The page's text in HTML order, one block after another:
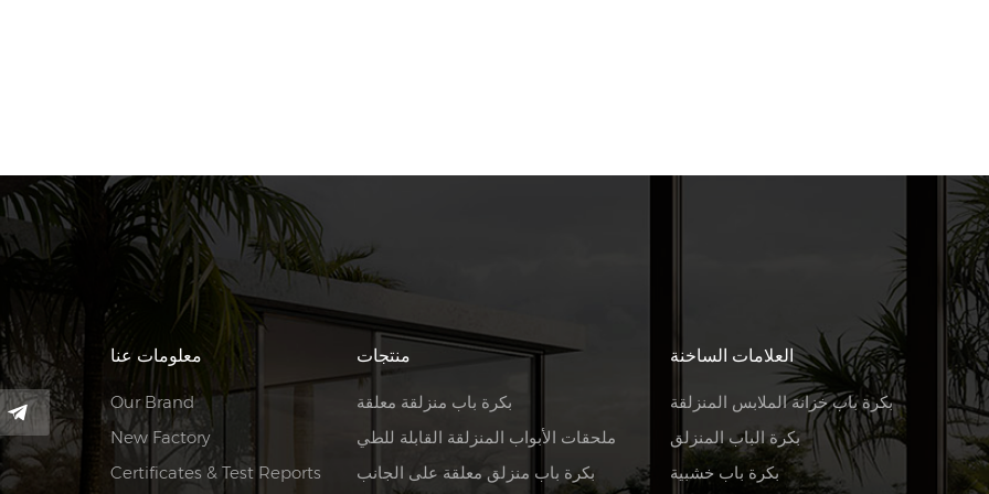
معلومات عنا
Our Brand
New Factory
Certificates & Test Reports
منتجات
بكرة باب منزلقة معلقة
ملحقات الأبواب المنزلقة القابلة للطي
بكرة باب منزلق معلقة على الجانب
العلامات الساخنة
بكرة باب خزانة الملابس المنزلقة
بكرة الباب المنزلق
بكرة باب خشبية